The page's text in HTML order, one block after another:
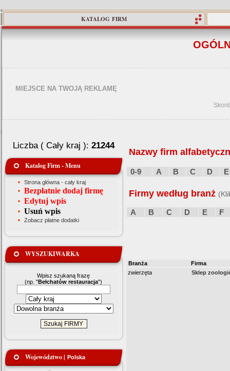
KATALOG FIRM
MIEJSCE NA TWOJĄ REKLAMĘ
Liczba ( Cały kraj ): 21244
Katalog Firm - Menu
Strona główna - cały kraj
Bezpłatnie dodaj firmę
Edytuj wpis
Usuń wpis
Zobacz płatne dodatki
WYSZUKIWARKA
Wpisz szukaną frazę
(np. "Bełchatów restauracja")
Województwo | Polska
Nazwy firm
0-9 A B C D E
Firmy według branż
A B C D E F
Branża
Firma
zwierzęta
Sklep